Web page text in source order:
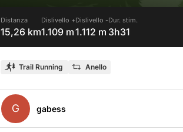
Distanza
15,26 km
Dislivello +
1.109 m
Dislivello -
1.112 m
Dur. stim.
3h31
Trail Running Anello
G gabess